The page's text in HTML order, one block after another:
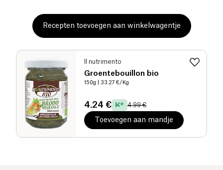
Recepten toevoegen aan winkelwagentje
Il nutrimento
Groentebouillon bio
150g | 33.27 €/Kg
4.24 € 4.99 €
Toevoegen aan mandje